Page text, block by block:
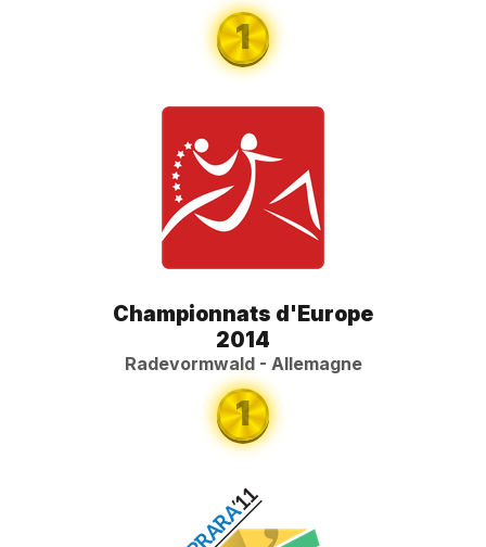
1
Championnats d'Europe
2014
Radevormwald - Allemagne
1